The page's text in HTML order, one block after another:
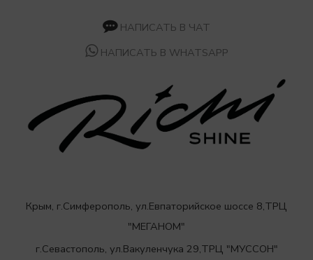
НАПИСАТЬ В ЧАТ
НАПИСАТЬ В WHATSAPP
Крым, г.Симферополь, ул.Евпаторийское шоссе 8,ТРЦ
"МЕГАНОМ"
г.Севастополь, ул.Вакуленчука 29,ТРЦ "МУССОН"